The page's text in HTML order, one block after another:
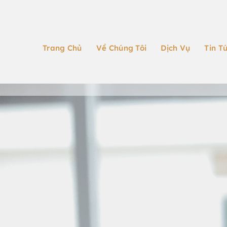
Trang Chủ Về Chúng Tôi Dịch Vụ Tin